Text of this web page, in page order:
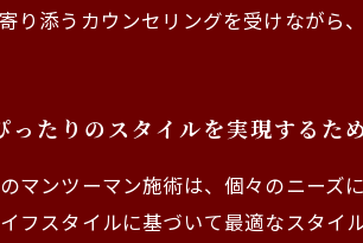
り添うカウンセリングを受けながら
ったりのスタイルを実現するた
マンツーマン施術は、個々のニーズ
フスタイルに基づいて最適なスタイ